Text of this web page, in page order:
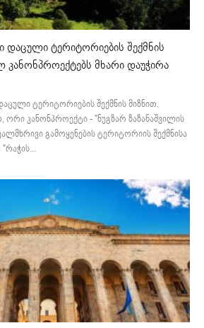
დაცული ტერიტორიების შექმნის
კანონპროექტებს მხარი დაუჭირა
ტერიტორიების შექმნის მიზნით,
ორი კანონპროექტი - "ნუგზარ ზაზანაშვილის
გამოყენების ტერიტორიის შექმნისა